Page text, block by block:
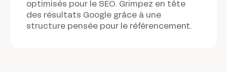
optimisés pour le SEO. Grimpez en tête
des résultats Google grâce à une
structure pensée pour le référencement.